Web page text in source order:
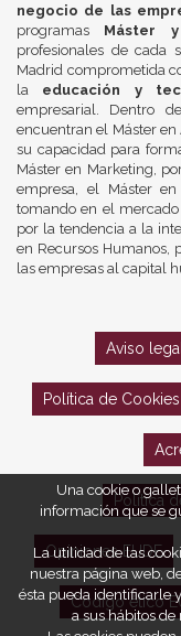
negocio de las
programas Máster
profesionales de cada
Madrid comprometida
la educación y
empresarial. Dentro
encuentran el Máster
su capacidad para
Máster en Marketing,
empresa, el Máster
tomando en el mercado
por la tendencia a la
en Recursos Humanos,
las empresas al capital
Aviso legal
Política de Cookies
Política
Opiniones EUDE
Código ético
Una cookie o
información que se
La utilidad de las
nuestra página web,
ésta pueda identificarle
a sus hábitos